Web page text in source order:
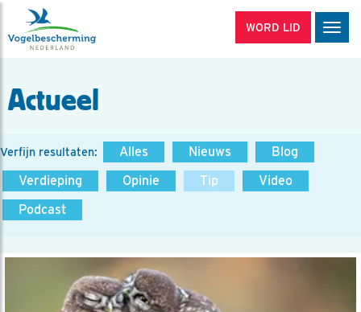
WORD LID
Actueel
Verfijn resultaten: Alles Nieuws
Blog
Verdieping
Opinie Tip
Video
Podcast